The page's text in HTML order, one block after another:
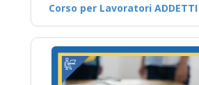
Corso per Lavoratori ADDETTI